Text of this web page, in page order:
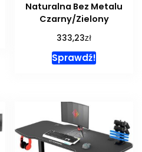
Naturalna Bez Metalu
Czarny/Zielony
333,23zł
Sprawdź!